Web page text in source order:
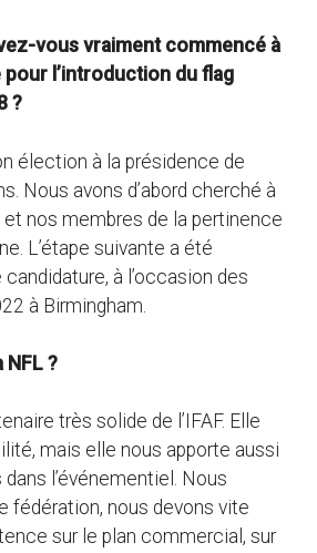
vous vraiment commencé à
l’introduction du flag
?
élection à la présidence de
Nous avons d’abord cherché à
nos membres de la pertinence
L’étape suivante a été
candidature, à l’occasion des
à Birmingham.
NFL ?
très solide de l’IFAF. Elle
mais elle nous apporte aussi
l’événementiel. Nous
fédération, nous devons vite
sur le plan commercial, sur